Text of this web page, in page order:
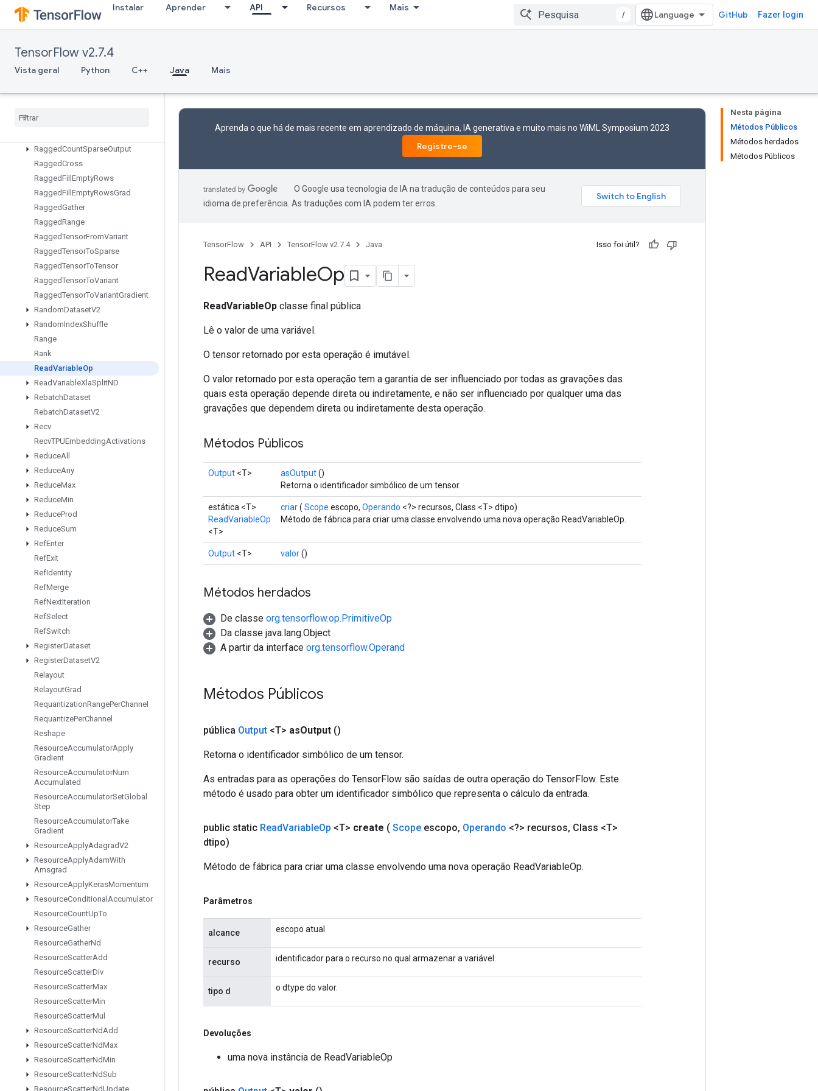
Instalar Aprender API Recursos Mais
/ GitHub Fazer login
TensorFlow v2.7.4
Vista geral Python C++ Java Mais
QuantizedDepthwiseConv2DWithBiasAndRelu
QuantizedDepthwiseConv2DWithBiasAndReluAndRequantize
QuantizedMatMulWithBiasAndDequantize
QuantizedMatMulWithBiasAndRelu
QuantizedMatMulWithBiasAnd
Quantized
RaggedCountSparseOutput
RaggedCross
RaggedFill EmptyRows
RaggedFill EmptyRowsGrad
RaggedGather
RaggedRange
RaggedTensorFromVariant
RaggedTensorToSparse
RaggedTensorToTensor
RaggedTensorToVariant
RaggedTensorToVariantGradient
RandomDatasetV2
RandomIndexShuffle
Range
Rank
ReadVariableOp
ReadVariableXlaSplitND
RebatchDataset
RebatchDatasetV2
Recv
RecvTPUEmbeddingActivations
ReduceAll
ReduceAny
ReduceMax
ReduceMin
ReduceProd
ReduceSum
RefEnter
RefExit
RefIdentity
RefMerge
RefNextIteration
RefSelect
RefSwitch
RegisterDataset
RegisterDatasetV2
Relayout
RelayoutGrad
RequantizationRangePerChannel
RequantizePerChannel
Reshape
ResourceAccumulatorApply
Gradient
ResourceAccumulatorNum
Accumulated
ResourceAccumulatorSetGlobal
Step
ResourceAccumulatorTake
Gradient
ResourceApplyAdagradV2
ResourceApplyAdamWith
Amsgrad
ResourceApplyKerasMomentum
ResourceConditional Accumulator
ResourceCountUpTo
ResourceGather
ResourceGatherNd
ResourceScatterAdd
ResourceScatterDiv
ResourceScatterMax
ResourceScatterMin
ResourceScatterMul
ResourceScatterNdAdd
ResourceScatterNdMax
ResourceScatterNdMin
ResourceScatterNdSub
ResourceScatterNdUpdate
Nesta página
Métodos Públicos
Métodos herdados
Métodos Públicos
Aprenda o que há de mais recente em aprendizado de máquina, IA generativa e muito mais no WiML Symposium 2023
Registre-se
O Google usa tecnologia de IA na tradução de conteúdos para seu
idioma de preferência. As traduções com IA podem ter erros.
TensorFlow API TensorFlow v2.7.4 Java Isso foi útil?
ReadVariableOp
ReadVariableOp classe final pública
Lê o valor de uma variável.
O tensor retornado por esta operação é imutável.
O valor retornado por esta operação tem a garantia de ser influenciado por todas as gravações das
quais esta operação depende direta ou indiretamente, e não ser influenciado por qualquer uma das
gravações que dependem direta ou indiretamente desta operação.
Métodos Públicos
Output <T> asOutput()
Retorna o identificador simbólico de um tensor.
estática <T>
ReadVariableOp
<T>
criar( Scope escopo, Operando <?> recursos, Class <T> dtipo)
Método de fábrica para criar uma classe envolvendo uma nova operação ReadVariableOp.
Output <T> valor()
Métodos herdados
De classe org.tensorflow.op.PrimitiveOp
Da classe java.lang.Object
A partir da interface org.tensorflow.Operand
Métodos Públicos
pública Output <T> asOutput ()
Retorna o identificador simbólico de um tensor.
As entradas para as operações do TensorFlow são saídas de outra operação do TensorFlow. Este
método é usado para obter um identificador simbólico que representa o cálculo da entrada.
public static ReadVariableOp <T> create ( Scope escopo, Operando <?> recursos, Class <T>
dtipo)
Método de fábrica para criar uma classe envolvendo uma nova operação ReadVariableOp.
Parâmetros
alcance escopo atual
recurso identificador para o recurso no qual armazenar a variável.
tipo d o dtype do valor.
Devoluções
uma nova instância de ReadVariableOp